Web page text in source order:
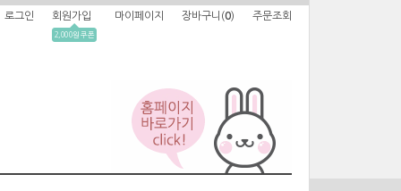
로그인 회원가입
2,000원 쿠폰
마이페이지 장바구니(0) 주문조회